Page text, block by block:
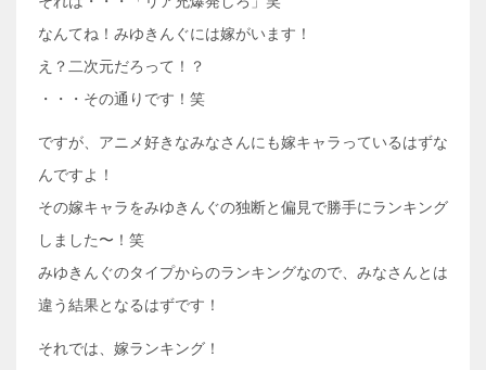
なんてね！みゆきんぐには嫁がいます！
え？二次元だろって！？
・・・その通りです！笑
ですが、アニメ好きなみなさんにも嫁キャラっているはずな
んですよ！
その嫁キャラをみゆきんぐの独断と偏見で勝手にランキング
しました〜！笑
みゆきんぐのタイプからのランキングなので、みなさんとは
違う結果となるはずです！
それでは、嫁ランキング！